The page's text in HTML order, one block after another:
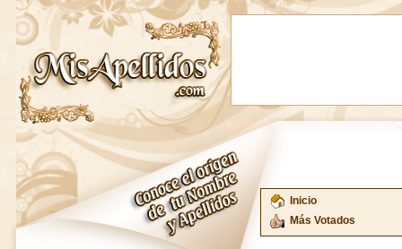
Inicio
Más Votados